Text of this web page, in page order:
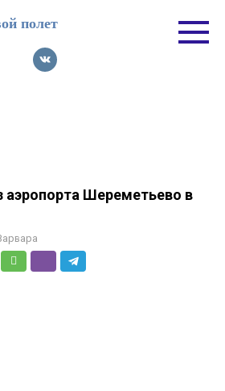
полет
аэропорта Шереметьево в